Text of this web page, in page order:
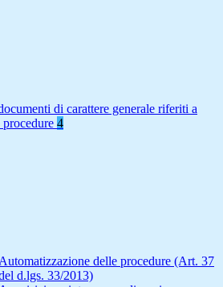
di carattere generale riferiti a
procedure 4
Automatizzazione delle procedure (Art. 37
d.lgs. 33/2013)